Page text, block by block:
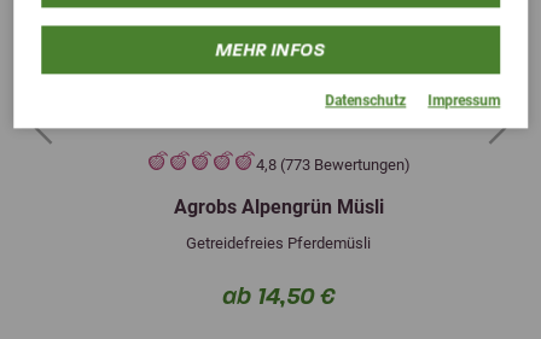
MEHR INFOS
Datenschutz Impressum
4,8 (773 Bewertungen)
Agrobs Alpengrün Müsli
Getreidefreies Pferdemüsli
ab 14,50 €
Previous Next